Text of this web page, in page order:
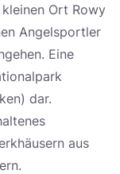
Ort Rowy
Angelsportler
Eine
dar.
aus